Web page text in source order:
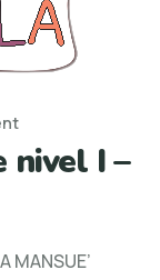
nivel I –
MANSUE’